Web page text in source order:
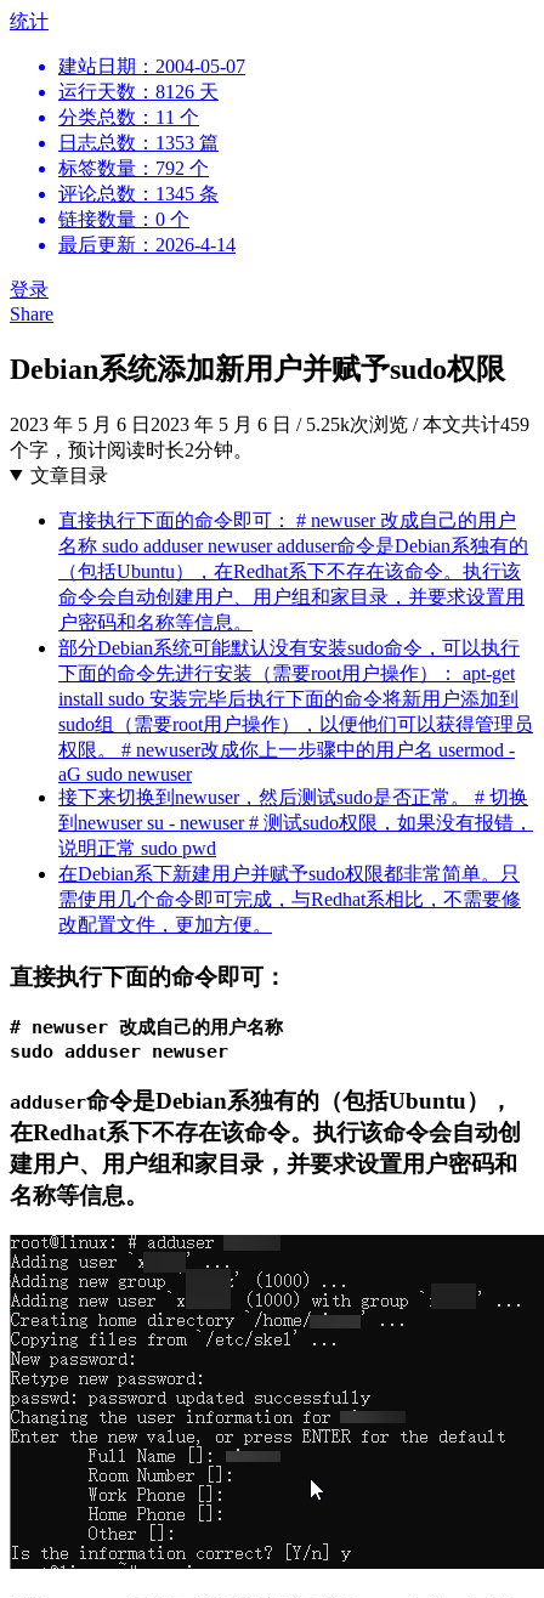
跳
统计
建站日期：2004-05-07
运行天数：8126 天
分类总数：11 个
日志总数：1353 篇
标签数量：792 个
评论总数：1345 条
链接数量：0 个
最后更新：2026-4-14
登录
Share
Debian系统添加新用户并赋予sudo权限
2023 年 5 月 6 日 2023 年 5 月 6 日 /5.25k次浏览 /本文共计459
个字，预计阅读时长2分钟。
文章目录
直接执行下面的命令即可： # newuser 改成自己的用户
名称 sudo adduser newuser adduser命令是Debian系独有的
（包括Ubuntu），在Redhat系下不存在该命令。执行该
命令会自动创建用户、用户组和家目录，并要求设置用
户密码和名称等信息。
部分Debian系统可能默认没有安装sudo命令，可以执行
下面的命令先进行安装（需要root用户操作）： apt-get
install sudo 安装完毕后执行下面的命令将新用户添加到
sudo组（需要root用户操作），以便他们可以获得管理员
权限。 # newuser改成你上一步骤中的用户名 usermod -
aG sudo newuser
接下来切换到newuser，然后测试sudo是否正常。 # 切换
到newuser su - newuser # 测试sudo权限，如果没有报错，
说明正常 sudo pwd
在Debian系下新建用户并赋予sudo权限都非常简单。只
需使用几个命令即可完成，与Redhat系相比，不需要修
改配置文件，更加方便。
直接执行下面的命令即可：
# newuser 改成自己的用户名称
sudo adduser newuser
adduser命令是Debian系独有的（包括Ubuntu），
在Redhat系下不存在该命令。执行该命令会自动创
建用户、用户组和家目录，并要求设置用户密码和
名称等信息。